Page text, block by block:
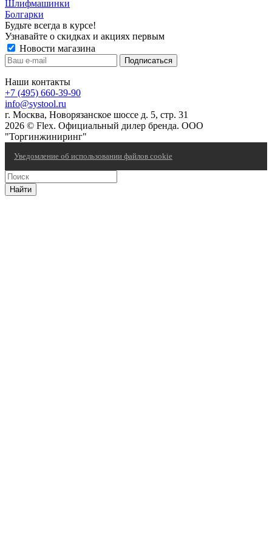
Шлифмашинки
Болгарки
Будьте всегда в курсе!
Узнавайте о скидках и акциях первым
Новости магазина
Наши контакты
+7 (495) 660-39-90
info@systool.ru
г. Москва, Новорязанское шоссе д. 5, стр. 31
2026 © Flex. Официальный дилер бренда. ООО
"Торгинжиниринг"
Уведомление об использовании файлов cookie
Найти